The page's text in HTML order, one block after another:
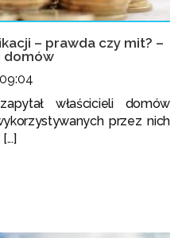
– prawda czy mit? –
domów
właścicieli domów
przez nich